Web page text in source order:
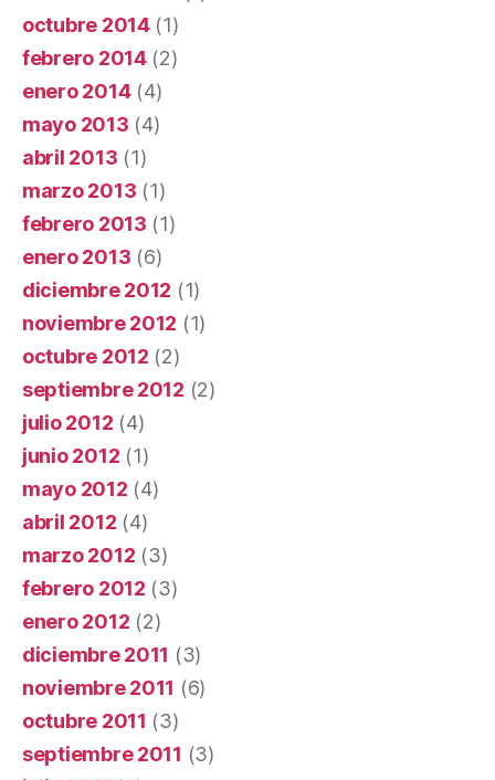
octubre 2014(1)
febrero 2014(2)
enero 2014(4)
mayo 2013 (4)
abril 2013 (1)
marzo 2013 (1)
febrero 2013 (1)
enero 2013 (6)
diciembre 2012 (1)
noviembre 2012 (1)
octubre 2012 (2)
septiembre 2012 (2)
julio 2012 (4)
junio 2012 (1)
mayo 2012 (4)
abril 2012 (4)
marzo 2012 (3)
febrero 2012 (3)
enero 2012 (2)
diciembre 2011 (3)
noviembre 2011 (6)
octubre 2011 (3)
septiembre 2011 (3)